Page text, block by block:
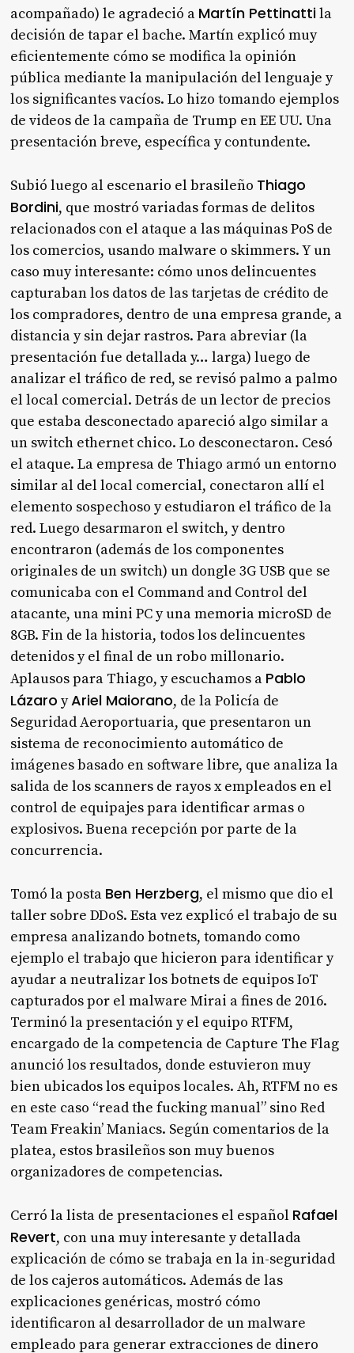
acompañado) le agradeció a Martín Pettinattila
decisión de tapar el bache. Martín explicó muy
eficientemente cómo se modifica la opinión
pública mediante la manipulación del lenguaje y
los significantes vacíos. Lo hizo tomando ejemplos
de videos de la campaña de Trump en EE UU. Una
presentación breve, específica y contundente.
Subió luego al escenario el brasileño Thiago
Bordini, que mostró variadas formas de delitos
relacionados con el ataque a las máquinas PoS de
los comercios, usando malware o skimmers. Y un
caso muy interesante: cómo unos delincuentes
capturaban los datos de las tarjetas de crédito de
los compradores, dentro de una empresa grande, a
distancia y sin dejar rastros. Para abreviar (la
presentación fue detallada y… larga) luego de
analizar el tráfico de red, se revisó palmo a palmo
el local comercial. Detrás de un lector de precios
que estaba desconectado apareció algo similar a
un switch ethernet chico. Lo desconectaron. Cesó
el ataque. La empresa de Thiago armó un entorno
similar al del local comercial, conectaron allí el
elemento sospechoso y estudiaron el tráfico de la
red. Luego desarmaron el switch, y dentro
encontraron (además de los componentes
originales de un switch) un dongle 3G USB que se
comunicaba con el Command and Control del
atacante, una mini PC y una memoria microSD de
8GB. Fin de la historia, todos los delincuentes
detenidos y el final de un robo millonario.
Aplausos para Thiago, y escuchamos a Pablo
Lázaro yAriel Maiorano, de la Policía de
Seguridad Aeroportuaria, que presentaron un
sistema de reconocimiento automático de
imágenes basado en software libre, que analiza la
salida de los scanners de rayos x empleados en el
control de equipajes para identificar armas o
explosivos. Buena recepción por parte de la
concurrencia.
Tomó la posta Ben Herzberg, el mismo que dio el
taller sobre DDoS. Esta vez explicó el trabajo de su
empresa analizando botnets, tomando como
ejemplo el trabajo que hicieron para identificar y
ayudar a neutralizar los botnets de equipos IoT
capturados por el malware Mirai a fines de 2016.
Terminó la presentación y el equipo RTFM,
encargado de la competencia de Capture The Flag
anunció los resultados, donde estuvieron muy
bien ubicados los equipos locales. Ah, RTFM no es
en este caso “read the fucking manual” sino Red
Team Freakin’ Maniacs. Según comentarios de la
platea, estos brasileños son muy buenos
organizadores de competencias.
Cerró la lista de presentaciones el español Rafael
Revert, con una muy interesante y detallada
explicación de cómo se trabaja en la in-seguridad
de los cajeros automáticos. Además de las
explicaciones genéricas, mostró cómo
identificaron al desarrollador de un malware
empleado para generar extracciones de dinero